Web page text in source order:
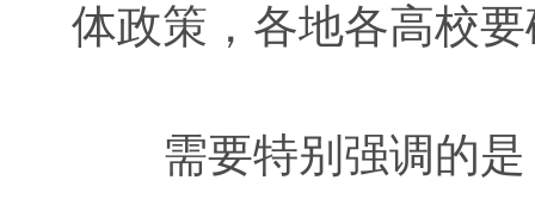
体政策，各地各高校
需要特别强调的是